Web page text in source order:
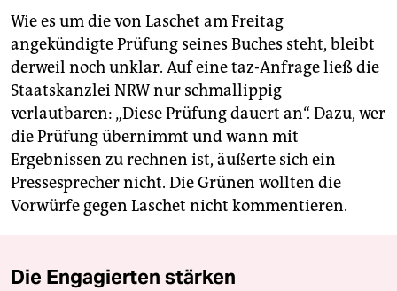
Wie es um die von Laschet am Freitag
angekündigte Prüfung seines Buches steht, bleibt
derweil noch unklar. Auf eine taz-Anfrage ließ die
Staatskanzlei NRW nur schmallippig
verlautbaren: „Diese Prüfung dauert an“. Dazu, wer
die Prüfung übernimmt und wann mit
Ergebnissen zu rechnen ist, äußerte sich ein
Pressesprecher nicht. Die Grünen wollten die
Vorwürfe gegen Laschet nicht kommentieren.
Die Engagierten stärken